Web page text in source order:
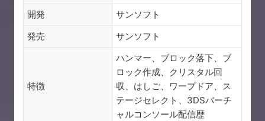
開発
サンソフト
発売
サンソフト
特徴
ハンマー、ブロック落下、ブ
ロック作成、クリスタル回
収、はしご、ワープドア、ス
テージセレクト、3DSバーチ
ャルコンソール配信歴